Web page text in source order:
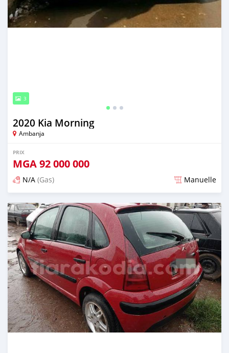
3
2020 Kia Morning
Ambanja
PRIX
MGA92 000 000
N/A (Gas) Manuelle
Publié il y a plus de 2 ans